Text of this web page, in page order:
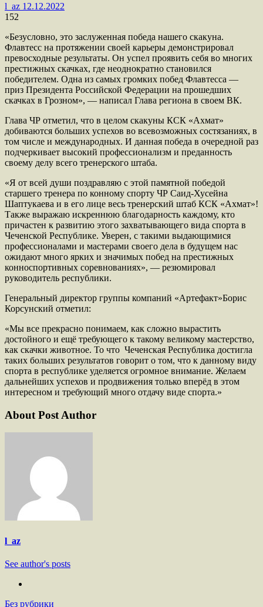
l_az 12.12.2022
152
«Безусловно, это заслуженная победа нашего скакуна.
Флавтесс на протяжении своей карьеры демонстрировал
превосходные результаты. Он успел проявить себя во многих
престижных скачках, где неоднократно становился
победителем. Одна из самых громких побед Флавтесса —
приз Президента Российской Федерации на прошедших
скачках в Грозном», — написал Глава региона в своем ВК.
Глава ЧР отметил, что в целом скакуны КСК «Ахмат»
добиваются больших успехов во всевозможных состязаниях, в
том числе и международных. И данная победа в очередной раз
подчеркивает высокий профессионализм и преданность
своему делу всего тренерского штаба.
«Я от всей души поздравляю с этой памятной победой
старшего тренера по конному спорту ЧР Саид-Хусейна
Шаптукаева и в его лице весь тренерский штаб КСК «Ахмат»!
Также выражаю искреннюю благодарность каждому, кто
причастен к развитию этого захватывающего вида спорта в
Чеченской Республике. Уверен, с такими выдающимися
профессионалами и мастерами своего дела в будущем нас
ожидают много ярких и значимых побед на престижных
конноспортивных соревнованиях», — резюмировал
руководитель республики.
Генеральный директор группы компаний «Артефакт»Борис
Корсунский отметил:
«Мы все прекрасно понимаем, как сложно вырастить
достойного и ещё требующего к такому великому мастерство,
как скачки животное. То что Чеченская Республика достигла
таких больших результатов говорит о том, что к данному виду
спорта в республике уделяется огромное внимание. Желаем
дальнейших успехов и продвижения только вперёд в этом
интересном и требующий много отдачу виде спорта.»
About Post Author
l_az
See author's posts
Без рубрики